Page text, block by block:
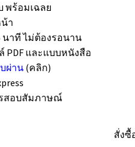
พร้อมเฉลย
า
นาที ไม่ต้องรอนาน
PDF และแบบหนังสือ
ผ่าน (คลิก)
รสอบสัมภาษณ์